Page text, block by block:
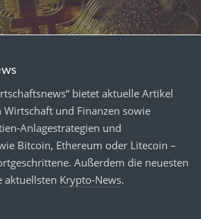
bietet aktuelle Artikel
und Finanzen sowie
Anlagestrategien und
Bitcoin, Ethereum oder Litecoin –
Außerdem die neuesten
aktuellsten Krypto-News.